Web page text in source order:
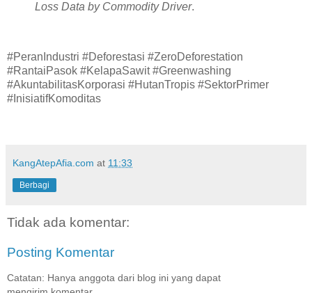
Loss Data by Commodity Driver.
#PeranIndustri #Deforestasi #ZeroDeforestation
#RantaiPasok #KelapaSawit #Greenwashing
#AkuntabilitasKorporasi #HutanTropis #SektorPrimer
#InisiatifKomoditas
KangAtepAfia.com at 11:33
Berbagi
Tidak ada komentar:
Posting Komentar
Catatan: Hanya anggota dari blog ini yang dapat